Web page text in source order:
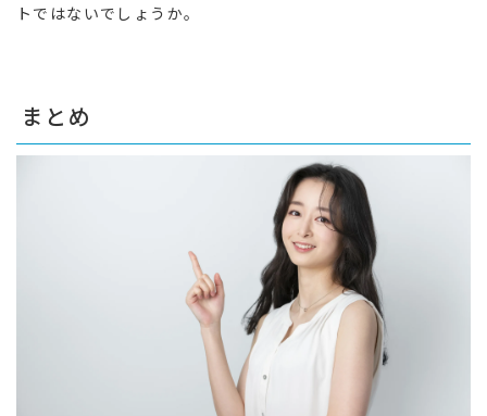
トではないでしょうか。
まとめ